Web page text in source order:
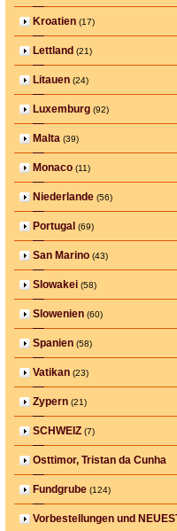
Kroatien (17)
Lettland (21)
Litauen (24)
Luxemburg (92)
Malta (39)
Monaco (11)
Niederlande (56)
Portugal (69)
San Marino (43)
Slowakei (58)
Slowenien (60)
Spanien (58)
Vatikan (23)
Zypern (21)
SCHWEIZ (7)
Osttimor, Tristan da Cunha
Fundgrube (124)
Vorbestellungen und